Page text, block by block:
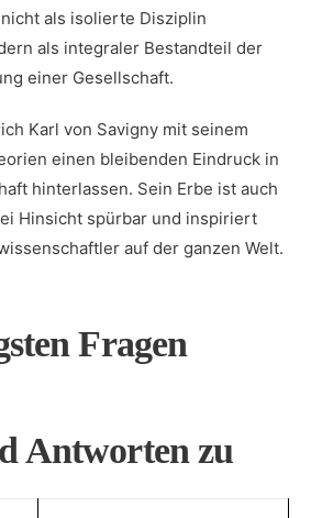
als isolierte Disziplin
als⁢ integraler Bestandteil der
einer Gesellschaft.
Karl von Savigny mit seinem
einen bleibenden​ Eindruck in
hinterlassen. Sein Erbe ist ‌auch
Hinsicht spürbar und inspiriert
auf der ganzen Welt.
Fragen
Antworten zu